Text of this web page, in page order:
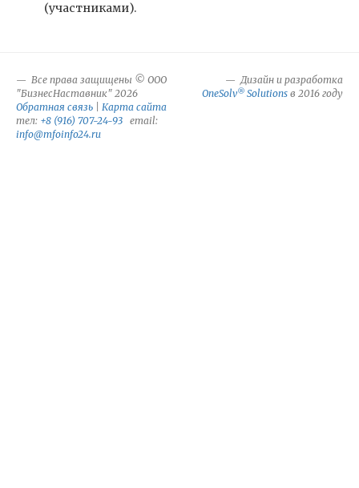
(участниками).
Все права защищены © ООО
"БизнесНаставник" 2026
Обратная связь
Карта сайта
тел: +8 (916) 707-24-93 email:
info@mfoinfo24.ru
Дизайн и разработка
OneSolv® Solutions в 2016 году